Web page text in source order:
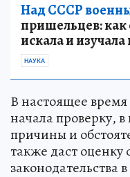
Над СССР
пришельцев: как
искала и
НАУКА
В настоящее
начала проверку, в
причины и
также даст
законодательства